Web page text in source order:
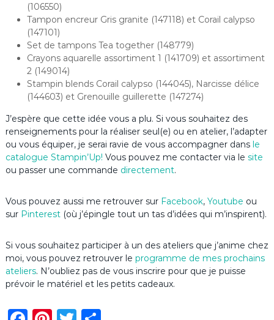
(106550)
Tampon encreur Gris granite (147118) et Corail calypso
(147101)
Set de tampons Tea together (148779)
Crayons aquarelle assortiment 1 (141709) et assortiment
2 (149014)
Stampin blends Corail calypso (144045), Narcisse délice
(144603) et Grenouille guillerette (147274)
J’espère que cette idée vous a plu. Si vous souhaitez des
renseignements pour la réaliser seul(e) ou en atelier, l’adapter
ou vous équiper, je serai ravie de vous accompagner dans le
catalogue Stampin’Up! Vous pouvez me contacter via le site
ou passer une commande directement.
Vous pouvez aussi me retrouver sur Facebook, Youtube ou
sur Pinterest (où j’épingle tout un tas d’idées qui m’inspirent).
Si vous souhaitez participer à un des ateliers que j’anime chez
moi, vous pouvez retrouver le programme de mes prochains
ateliers. N’oubliez pas de vous inscrire pour que je puisse
prévoir le matériel et les petits cadeaux.